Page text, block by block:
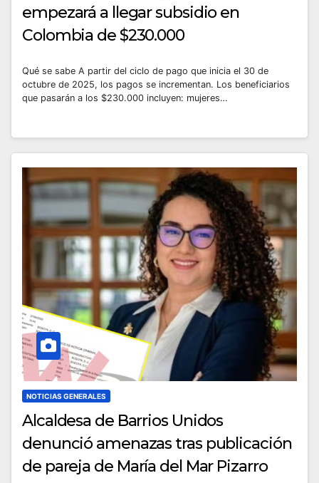
empezará a llegar subsidio en
Colombia de $230.000
Qué se sabe A partir del ciclo de pago que inicia el 30 de
octubre de 2025, los pagos se incrementan. Los beneficiarios
que pasarán a los $230.000 incluyen: mujeres…
NOTICIAS GENERALES
Alcaldesa de Barrios Unidos
denunció amenazas tras publicación
de pareja de María del Mar Pizarro